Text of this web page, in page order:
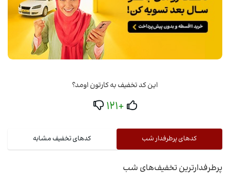
این کد تخفیف به کارتون اومد؟
+121
کدهای پرطرفدار شب کدهای تخفیف مشابه
پرطرفدارترین تخفیف‌های شب